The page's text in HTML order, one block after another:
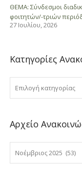
ΘΕΜΑ: Σύνδεσμοι
φοιτητών/-τριών
27 Ιουλίου, 2026
Κατηγορίες
Αρχείο